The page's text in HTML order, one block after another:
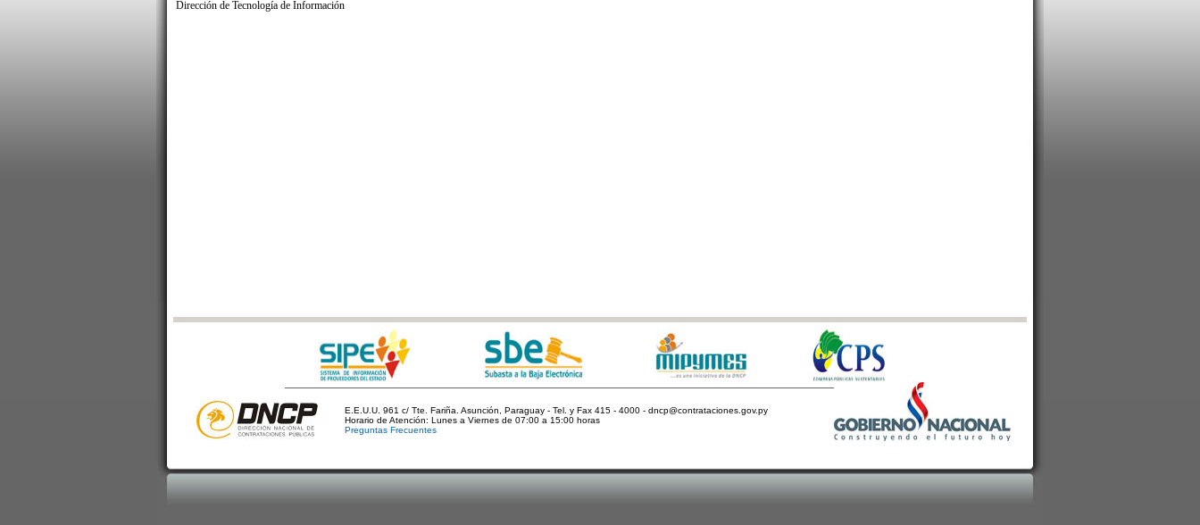
Dirección de Tecnología de Información
E.E.U.U. 961 c/ Tte. Fariña. Asunción, Paraguay - Tel. y Fax 415 - 4000 - dncp@contrataciones.gov.py
Horario de Atención: Lunes a Viernes de 07:00 a 15:00 horas
Preguntas Frecuentes